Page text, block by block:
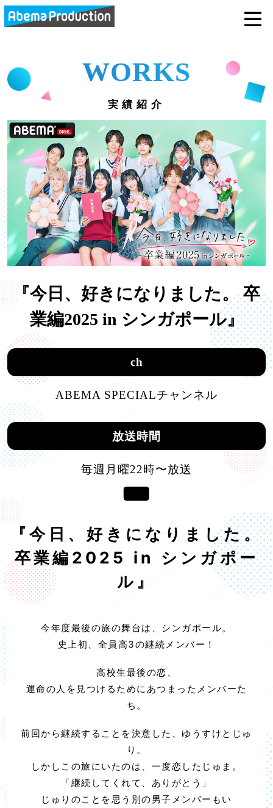
WORKS
実績紹介
『今日、好きになりました。 卒
業編2025 in シンガポール』
ch
ABEMA SPECIALチャンネル
放送時間
毎週月曜22時〜放送
『今日、好きになりました。
卒業編2025 in シンガポー
ル』
今年度最後の旅の舞台は、シンガポール。
史上初、全員高3の継続メンバー！
高校生最後の恋、
運命の人を見つけるためにあつまったメンバーた
ち。
前回から継続することを決意した、ゆうすけとじゅ
り。
しかしこの旅にいたのは、一度恋したじゅま。
「継続してくれて、ありがとう」
じゅりのことを思う別の男子メンバーもい